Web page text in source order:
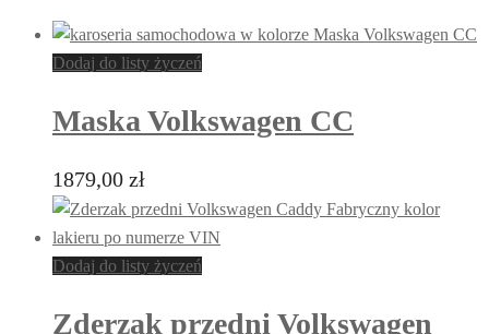
Dodaj do listy życzeń
Maska Volkswagen CC
1879,00 zł
Dodaj do listy życzeń
Zderzak przedni Volkswagen